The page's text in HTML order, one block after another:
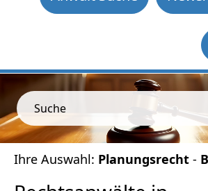
Suche
Ihre Auswahl: Planungsrecht -